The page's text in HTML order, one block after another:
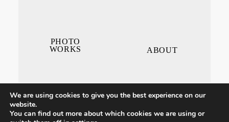
ABOUT
PHOTO
WORKS
We are using cookies to give you the best experience on our
website.
You can find out more about which cookies we are using or